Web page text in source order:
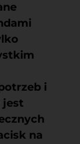
i
jest
na